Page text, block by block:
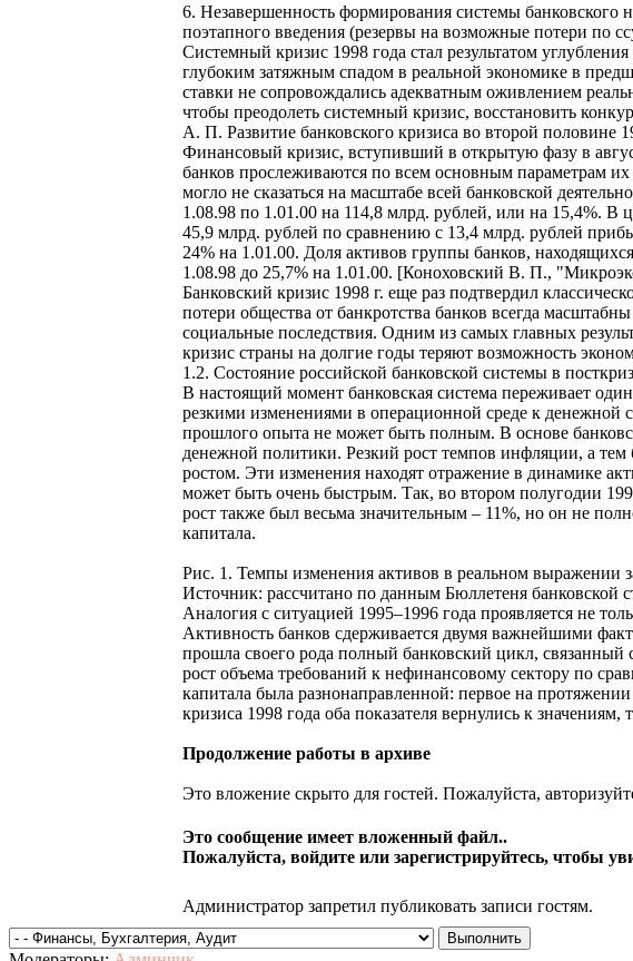
6. Незавершенность формирования системы банковского
поэтапного введения (резервы на возможные потери по
Системный кризис 1998 года стал результатом
глубоким затяжным спадом в реальной экономике в
ставки не сопровождались адекватным оживлением
чтобы преодолеть системный кризис, восстановить
А. П. Развитие банковского кризиса во второй
Финансовый кризис, вступивший в открытую фазу в
банков прослеживаются по всем основным параметрам их
могло не сказаться на масштабе всей банковской
1.08.98 по 1.01.00 на 114,8 млрд. рублей, или на 15,4%. В
45,9 млрд. рублей по сравнению с 13,4 млрд. рублей
24% на 1.01.00. Доля активов группы банков,
1.08.98 до 25,7% на 1.01.00. [Коноховский В. П.,
Банковский кризис 1998 г. еще раз подтвердил
потери общества от банкротства банков всегда
социальные последствия. Одним из самых главных
кризис страны на долгие годы теряют возможность
1.2. Состояние российской банковской системы в
В настоящий момент банковская система переживает
резкими изменениями в операционной среде к денежной
прошлого опыта не может быть полным. В основе
денежной политики. Резкий рост темпов инфляции, а тем
ростом. Эти изменения находят отражение в динамике
может быть очень быстрым. Так, во втором полугодии
рост также был весьма значительным – 11%, но он не
капитала.
Рис. 1. Темпы изменения активов в реальном выражении
Источник: рассчитано по данным Бюллетеня банковской
Аналогия с ситуацией 1995–1996 года проявляется не
Активность банков сдерживается двумя важнейшими
прошла своего рода полный банковский цикл,
рост объема требований к нефинансовому сектору по
капитала была разнонаправленной: первое на
кризиса 1998 года оба показателя вернулись к
Продолжение работы в архиве
Это вложение скрыто для гостей. Пожалуйста,
Это сообщение имеет вложенный файл..
Пожалуйста, войдите или зарегистрируйтесь, чтобы
Администратор запретил публиковать записи гостям.